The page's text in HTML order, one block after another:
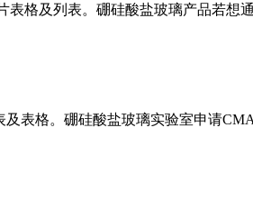
格及列表。硼硅酸盐玻璃产品若想
表格。硼硅酸盐玻璃实验室申请